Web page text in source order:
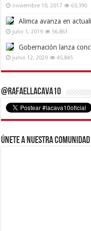
noviembre 10, 2017 63,390
Alimca avanza en
julio 1, 2019 56,861
Gobernación lanza
junio 12, 2020 45,845
@RafaelLacava10
Únete a nuestra comunidad